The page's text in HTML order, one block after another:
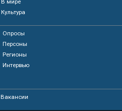
В мире
Культура
Опросы
Персоны
Регионы
Интервью
Вакансии